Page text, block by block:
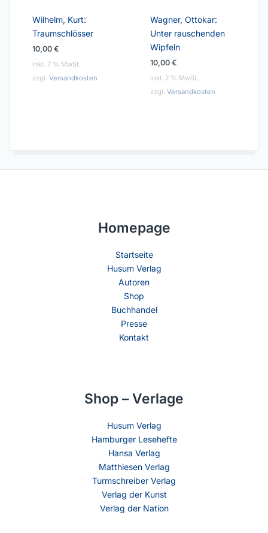
Wilhelm, Kurt:
Traumschlösser
10,00 €
inkl. 7 % MwSt.
zzgl. Versandkosten
Wagner, Ottokar:
Unter rauschenden
Wipfeln
10,00 €
inkl. 7 % MwSt.
zzgl. Versandkosten
Homepage
Startseite
Husum Verlag
Autoren
Shop
Buchhandel
Presse
Kontakt
Shop – Verlage
Husum Verlag
Hamburger Lesehefte
Hansa Verlag
Matthiesen Verlag
Turmschreiber Verlag
Verlag der Kunst
Verlag der Nation